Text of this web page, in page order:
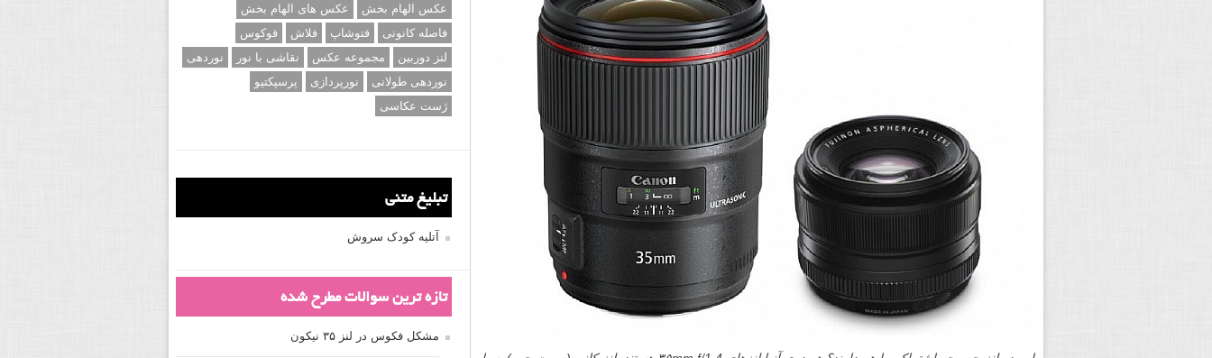
عکس الهام بخش
عکس های الهام بخش
فاصله کانونی
فتوشاپ فلاش
فوکوس
لنز دوربین
مجموعه عکس نقاشی با نور
نوردهی
نوردهی طولانی
نورپردازی
پرسپکتیو
ژست عکاسی
تبلیغ متنی
آتلیه کودک سروش
تازه ترین سوالات مطرح شده
مشکل فکوس در لنز ۳۵ نیکون